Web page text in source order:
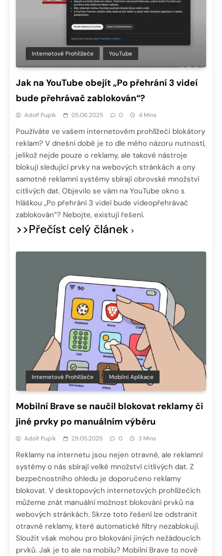
Internetové Prohlížeče YouTube
Jak na YouTube obejít „Po přehrání 3 videí
bude přehrávač zablokován“?
Adolf Pupík 05.06.2025 0 4 Mins
Používáte ve vašem internetovém prohlížeči blokátory
reklam? V dnešní době je to dle mého názoru nutností,
jelikož nejde pouze o reklamy, ale takové nástroje
blokují sledující prvky na webových stránkách a ony
samotné reklamní systémy sbírají obrovské množství
citlivých dat. Objevilo se vám na YouTube okno s
hláškou „Po přehrání 3 videí bude videopřehrávač
zablokován“? Nebojte, existují řešení.
>>Přečíst celý článek
Internetové Prohlížeče Mobilní Aplikace
Mobilní Brave se naučil blokovat reklamy či
jiné prvky po manuálním výběru
Adolf Pupík 29.05.2025 0 3 Mins
Reklamy na internetu jsou nejen otravné, ale reklamní
systémy o nás sbírají velké množství citlivých dat. Z
bezpečnostního ohledu je doporučeno reklamy
blokovat. V desktopových internetových prohlížečích
můžeme znát manuální možnost blokování prvků na
webových stránkách. Skrze toto řešení lze odstranit
otravné reklamy, které automatické filtry nezablokují.
Sloužit však mohou pro blokování jiných nežádoucích
prvků. Jak je to ale na mobilu? Mobilní Brave to nově